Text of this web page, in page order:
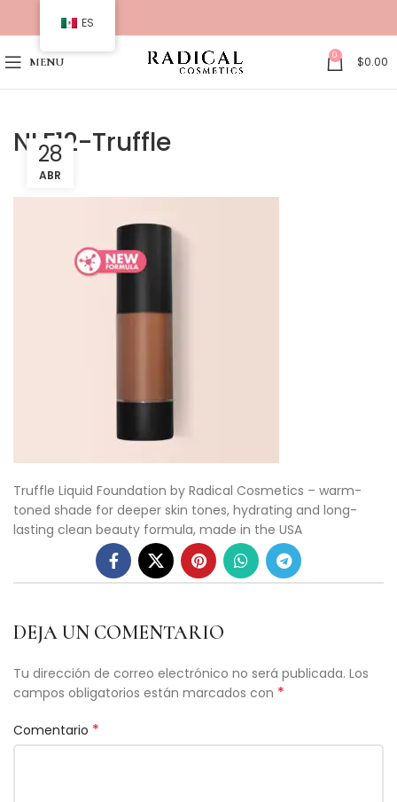
MENU 0 $0.00
NLF12-Truffle
28
ABR
Truffle Liquid Foundation by Radical Cosmetics – warm-
toned shade for deeper skin tones, hydrating and long-
lasting clean beauty formula, made in the USA
DEJA UN COMENTARIO
Tu dirección de correo electrónico no será publicada. Los
campos obligatorios están marcados con *
Comentario *
ES